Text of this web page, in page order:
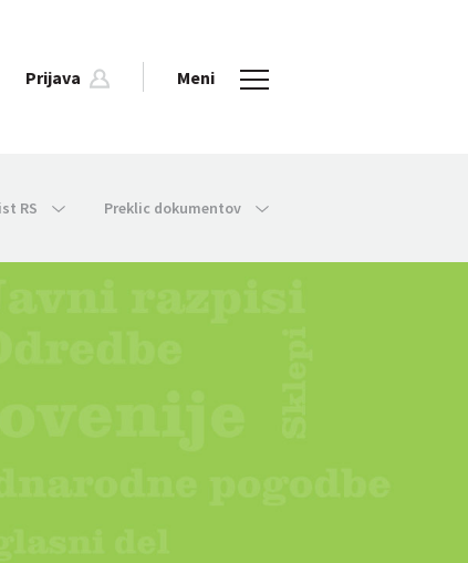
Prijava Meni
RS Preklic dokumentov